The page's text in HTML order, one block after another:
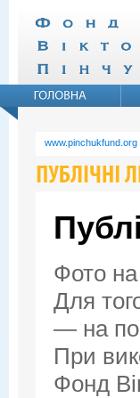
www.pinchukfund.org
Фото на
Для
— на
При
Фонд